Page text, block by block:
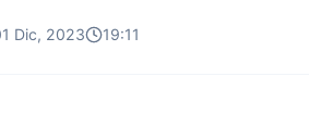
Dic, 2023 19:11